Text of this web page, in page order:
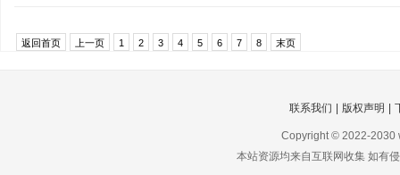
返回首页 上一页 1 2 3 4 5 6 7 8 末页
联系我们 版权声明
Copyright © 2022-2030
本站资源均来自互联网收集 如有